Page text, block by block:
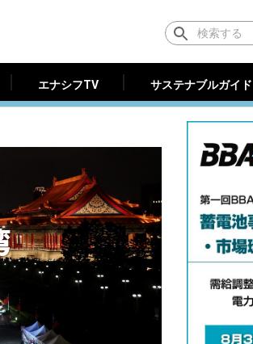
エナシフTV サステナブルガイド
サステナブルガイド